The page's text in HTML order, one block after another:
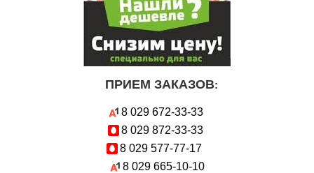
ПРИЕМ ЗАКАЗОВ:
8 029 672-33-33
8 029 872-33-33
8 029 577-77-17
8 029 665-10-10